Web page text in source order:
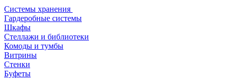
Системы хранения
Гардеробные системы
Шкафы
Стеллажи и библиотеки
Комоды и тумбы
Витрины
Стенки
Буфеты